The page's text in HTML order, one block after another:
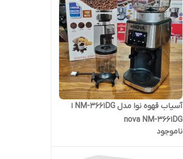
آسیاب قهوه نوا مدل NM-3661DG ا
nova NM-3661DG
ناموجود